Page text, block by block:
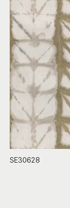
SE30628